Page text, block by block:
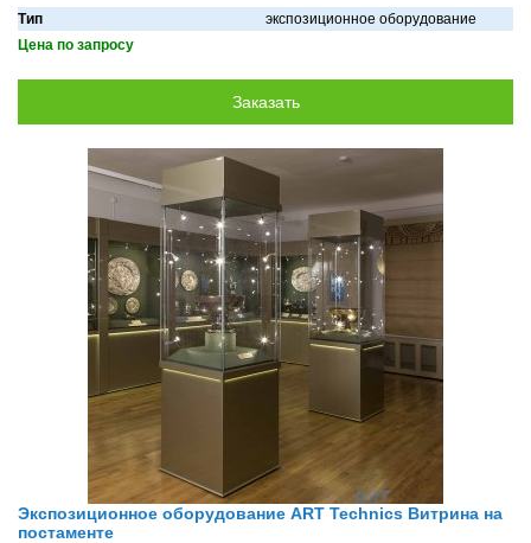
Тип
экспозиционное оборудование
Цена по запросу
Экспозиционное оборудование ART Technics Витрина на
постаменте